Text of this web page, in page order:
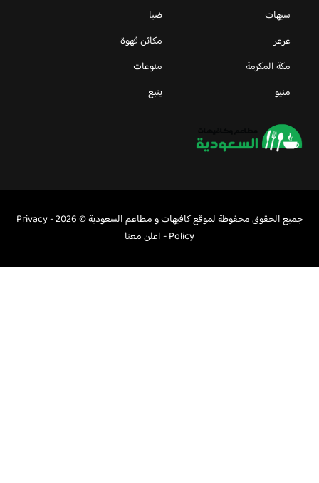
سيهات
ضبا
عرعر
مكائن قهوة
مكة المكرمة
منوعات
منيو
ينبع
جميع الحقوق محفوظة لموقع كافيهات و مطاعم السعودية © 2026 -
Privacy
Policy
-اعلن معنا